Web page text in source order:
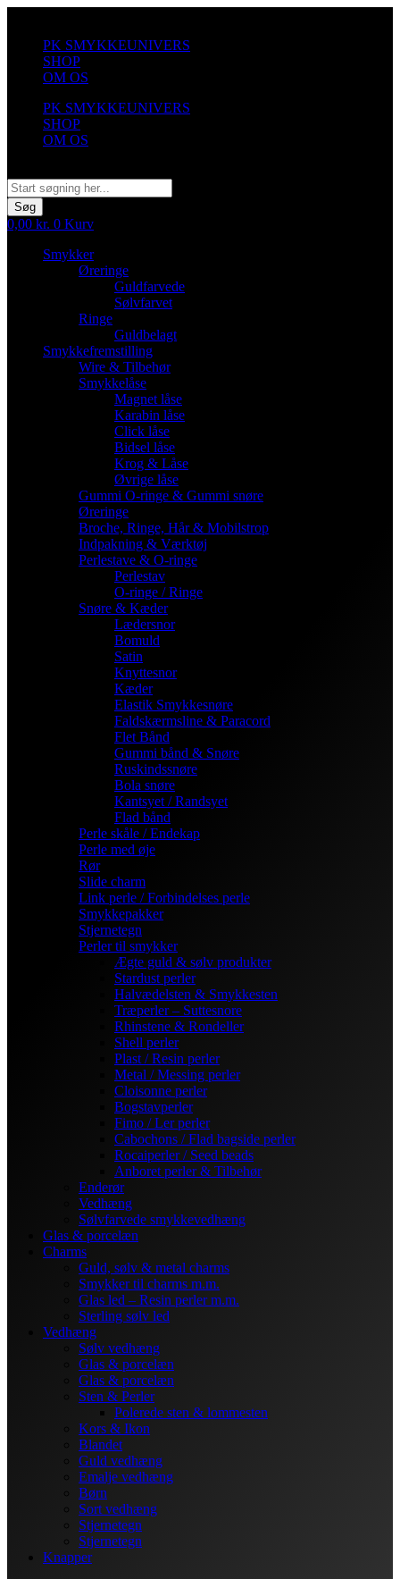
indholdPK SMYKKEUNIVERS
SHOP
OM OS
PK SMYKKEUNIVERS
SHOP
OM OS
Søg
0,00 kr. 0 Kurv
Smykker
Øreringe
Guldfarvede
Sølvfarvet
Ringe
Guldbelagt
Smykkefremstilling
Wire & Tilbehør
Smykkelåse
Magnet låse
Karabin låse
Click låse
Bidsel låse
Krog & Låse
Øvrige låse
Gummi O-ringe & Gummi snøre
Øreringe
Broche, Ringe, Hår & Mobilstrop
Indpakning & Værktøj
Perlestave & O-ringe
Perlestav
O-ringe / Ringe
Snøre & Kæder
Lædersnor
Bomuld
Satin
Knyttesnor
Kæder
Elastik Smykkesnøre
Faldskærmsline & Paracord
Flet Bånd
Gummi bånd & Snøre
Ruskindssnøre
Bola snøre
Kantsyet / Randsyet
Flad bånd
Perle skåle / Endekap
Perle med øje
Rør
Slide charm
Link perle / Forbindelses perle
Smykkepakker
Stjernetegn
Perler til smykker
Ægte guld & sølv produkter
Stardust perler
Halvædelsten & Smykkesten
Træperler – Suttesnore
Rhinstene & Rondeller
Shell perler
Plast / Resin perler
Metal / Messing perler
Cloisonne perler
Bogstavperler
Fimo / Ler perler
Cabochons / Flad bagside perler
Rocaiperler / Seed beads
Anboret perler & Tilbehør
Enderør
Vedhæng
Sølvfarvede smykkevedhæng
Glas & porcelæn
Charms
Guld, sølv & metal charms
Smykker til charms m.m.
Glas led – Resin perler m.m.
Sterling sølv led
Vedhæng
Sølv vedhæng
Glas & porcelæn
Glas & porcelæn
Sten & Perler
Polerede sten & lommesten
Kors & Ikon
Blandet
Guld vedhæng
Emalje vedhæng
Børn
Sort vedhæng
Stjernetegn
Stjernetegn
Knapper